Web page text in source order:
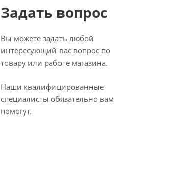
Задать вопрос
Вы можете задать любой
интересующий вас вопрос по
товару или работе магазина.
Наши квалифицированные
специалисты обязательно вам
помогут.